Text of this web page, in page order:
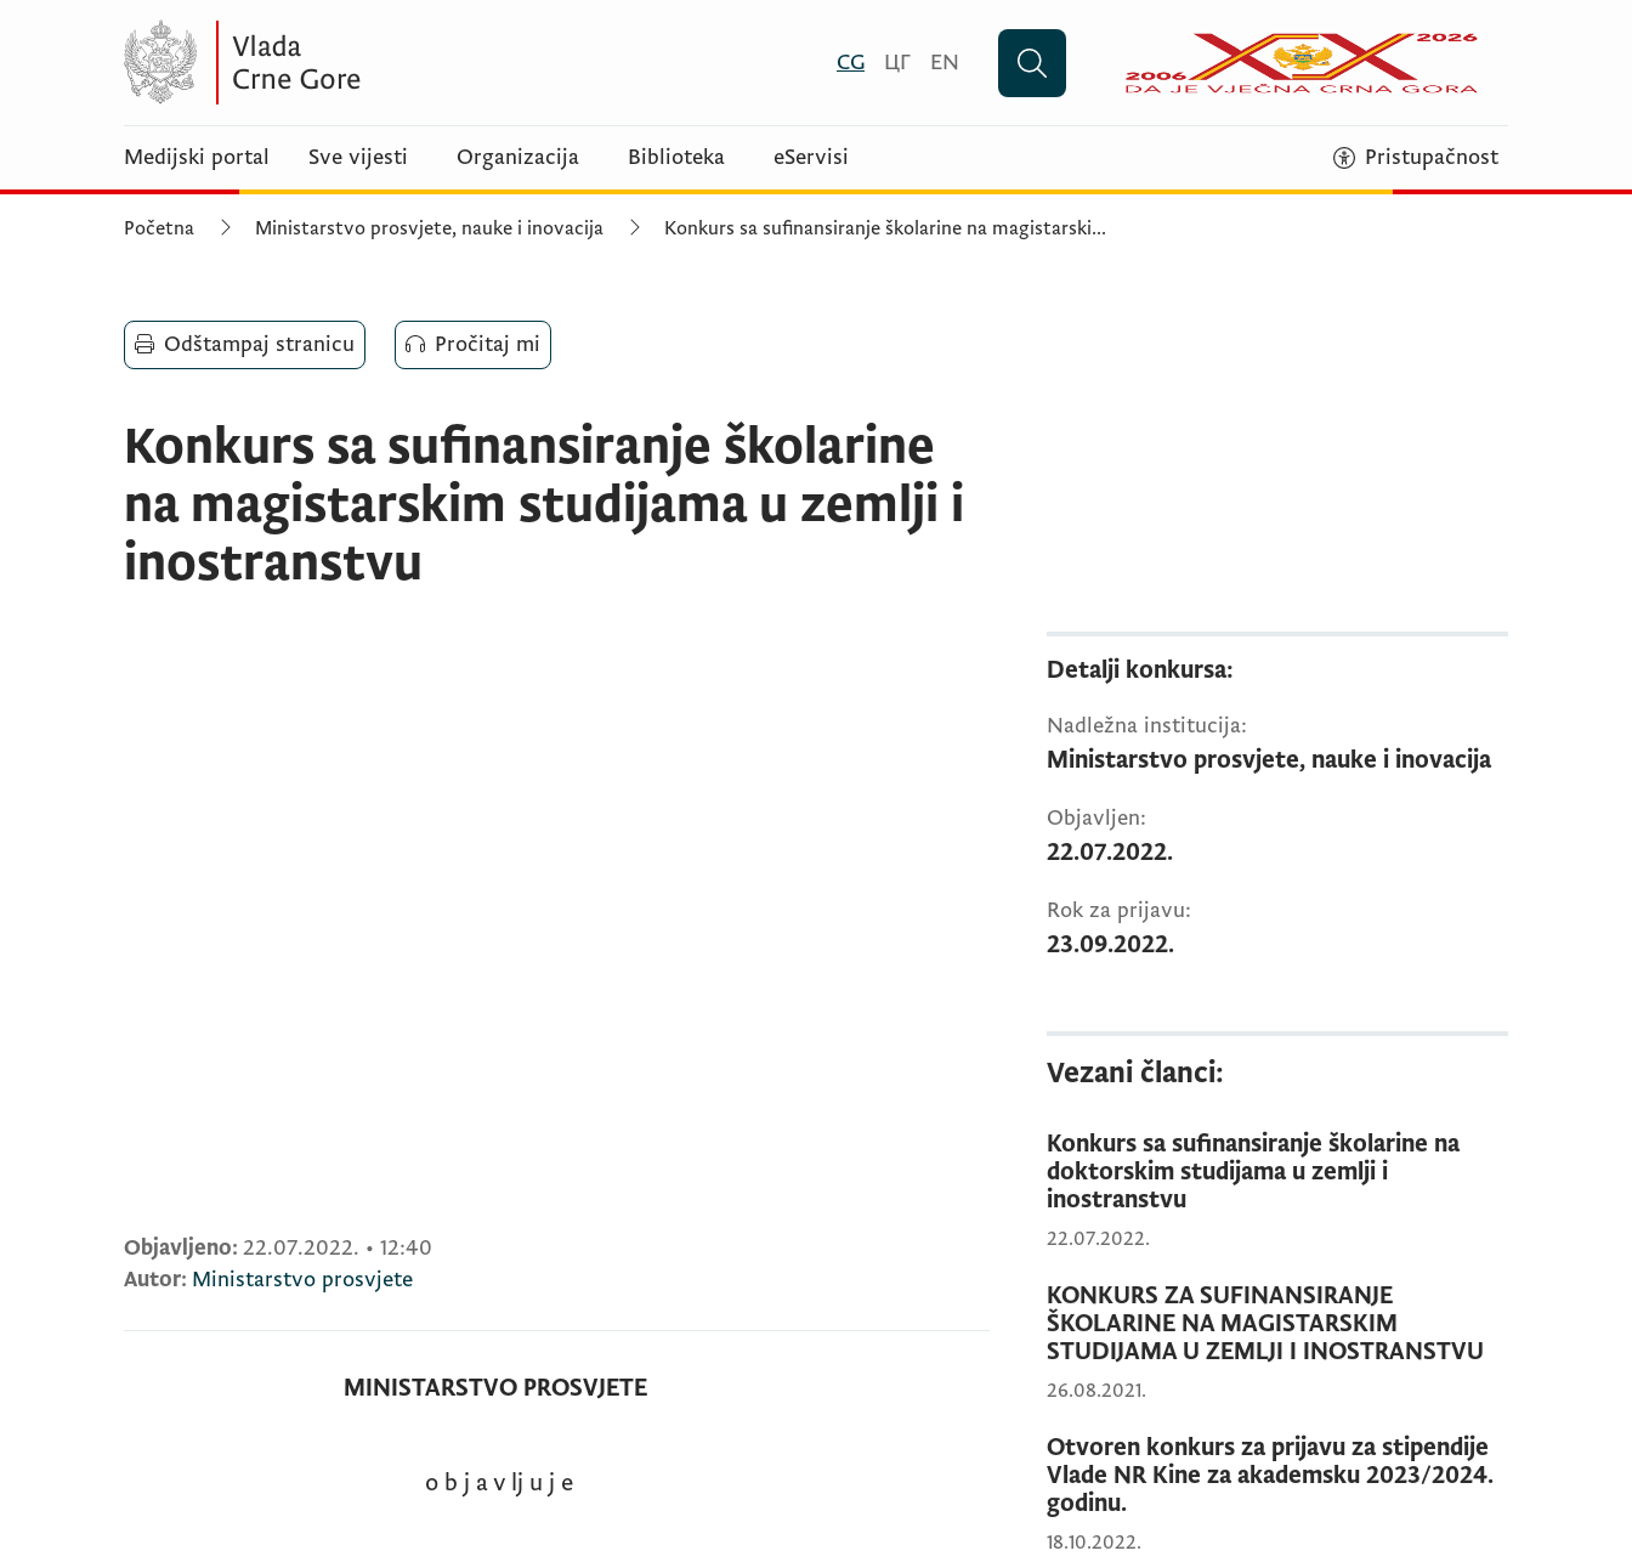
CG ЦГ EN
Medijski portal Sve vijesti Organizacija Biblioteka eServisi Pristupačnost
Početna Ministarstvo prosvjete, nauke i inovacija Konkurs sa sufinansiranje školarine na magistarski...
Odštampaj stranicu Pročitaj mi
Konkurs sa sufinansiranje školarine
na magistarskim studijama u zemlji i
inostranstvu
Objavljeno: 22.07.2022. • 12:40
Autor: Ministarstvo prosvjete
MINISTARSTVO PROSVJETE
o b j a v lj u j e
Detalji konkursa:
Nadležna institucija:
Ministarstvo prosvjete, nauke i inovacija
Objavljen:
22.07.2022.
Rok za prijavu:
23.09.2022.
Vezani članci:
Konkurs sa sufinansiranje školarine na
doktorskim studijama u zemlji i
inostranstvu
22.07.2022.
KONKURS ZA SUFINANSIRANJE
ŠKOLARINE NA MAGISTARSKIM
STUDIJAMA U ZEMLJI I INOSTRANSTVU
26.08.2021.
Otvoren konkurs za prijavu za stipendije
Vlade NR Kine za akademsku 2023/2024.
godinu.
18.10.2022.